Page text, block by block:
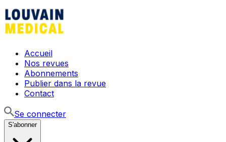
Accueil
Nos revues
Abonnements
Publier dans la revue
Contact
Se connecter
S'abonner